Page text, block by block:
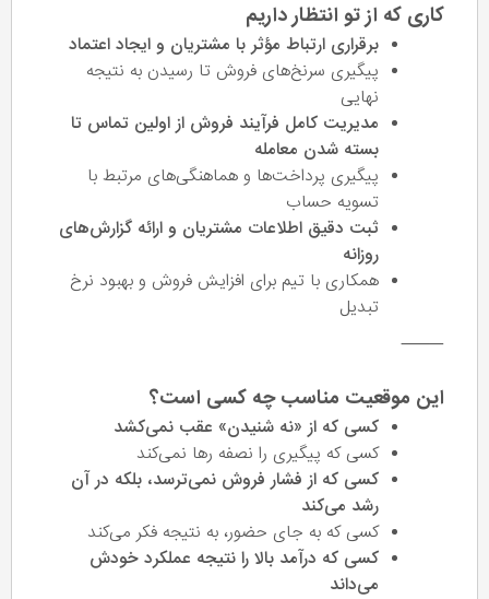
کاری که از تو انتظار داریم
برقراری ارتباط مؤثر با مشتریان و ایجاد اعتماد
پیگیری سرنخ‌های فروش تا رسیدن به نتیجه
نهایی
مدیریت کامل فرآیند فروش از اولین تماس تا
بسته شدن معامله
پیگیری پرداخت‌ها و هماهنگی‌های مرتبط با
تسویه حساب
ثبت دقیق اطلاعات مشتریان و ارائه گزارش‌های
روزانه
همکاری با تیم برای افزایش فروش و بهبود نرخ
تبدیل
⸻
این موقعیت مناسب چه کسی است؟
کسی که از «نه شنیدن» عقب نمی‌کشد
کسی که پیگیری را نصفه رها نمی‌کند
کسی که از فشار فروش نمی‌ترسد، بلکه در آن
رشد می‌کند
کسی که به جای حضور، به نتیجه فکر می‌کند
کسی که درآمد بالا را نتیجه عملکرد خودش
می‌داند